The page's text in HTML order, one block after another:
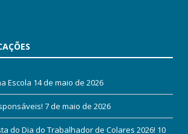
Escola 14 de maio de 2026
7 de maio de 2026
do Dia do Trabalhador de Colares 2026! 10